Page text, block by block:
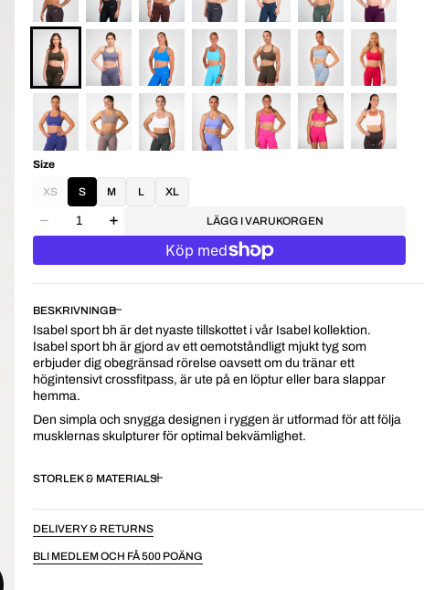
Size
XS S M L XL
LÄGG I VARUKORGEN
BESKRIVNING
Isabel sport bh är det nyaste tillskottet i vår Isabel kollektion.
Isabel sport bh är gjord av ett oemotståndligt mjukt tyg som
erbjuder dig obegränsad rörelse oavsett om du tränar ett
högintensivt crossfitpass, är ute på en löptur eller bara slappar
hemma.
Den simpla och snygga designen i ryggen är utformad för att följa
musklernas skulpturer för optimal bekvämlighet.
STORLEK & MATERIAL
DELIVERY & RETURNS
BLI MEDLEM OCH FÅ 500 POÄNG